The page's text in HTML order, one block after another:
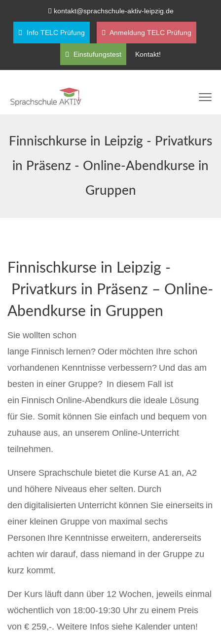
kontakt@sprachschule-aktiv-leipzig.de
Info TELC Prüfung Anmeldung TELC Prüfung
Einstufungstest Kontakt!
Finnischkurse in Leipzig - Privatkurs
in Präsenz - Online-Abendkurse in
Gruppen
Finnischkurse in Leipzig -
Privatkurs in Präsenz – Online-
Abendkurse in Gruppen
Sie wollten schon
lange Finnisch lernen? Oder möchten Ihre schon
vorhandenen Kenntnisse verbessern? Und das am
besten in einer Gruppe? In diesem Fall ist
ein Finnisch Online-Abendkurs die ideale Lösung
für Sie. Somit können Sie einfach und bequem von
zuhause aus, an unserem Online-Unterricht
teilnehmen.
Unsere Sprachschule bietet die Kurse A1 an, A2
und höhere Niveaus eher selten. Durch
den digitalisierten Unterricht können Sie einerseits in
einer kleinen Gruppe von maximal sechs
Personen Ihre Kenntnisse erweitern, andererseits
achten wir darauf, dass niemand in der Gruppe zu
kurz kommt.
Der Kurs läuft dann über 12 Wochen, jeweils einmal
wöchentlich von 18:00-19:30 Uhr zu einem Preis
von € 259,-. Weitere Infos siehe Kalender unten!